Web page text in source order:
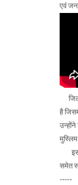
एवं
है
उन्होंने
मुस्लिम
इस
समेत
-----